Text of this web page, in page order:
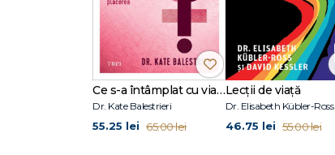
Barbara Crăciun, dr. în psihologie, este conf.
Universității „Titu Maiorescu" din București.
comportamentale, cu stagii de pregătire în
2014 conduce Asociația de Psihofarmacoterapie
Cuprins
Notă asupra ediției
Ce s-a întâmplat cu viața mea sexuală?
Dr. Kate Balestrieri
55.25 lei 65.00 lei
Lecții de viață
46.75 lei 55.00 lei